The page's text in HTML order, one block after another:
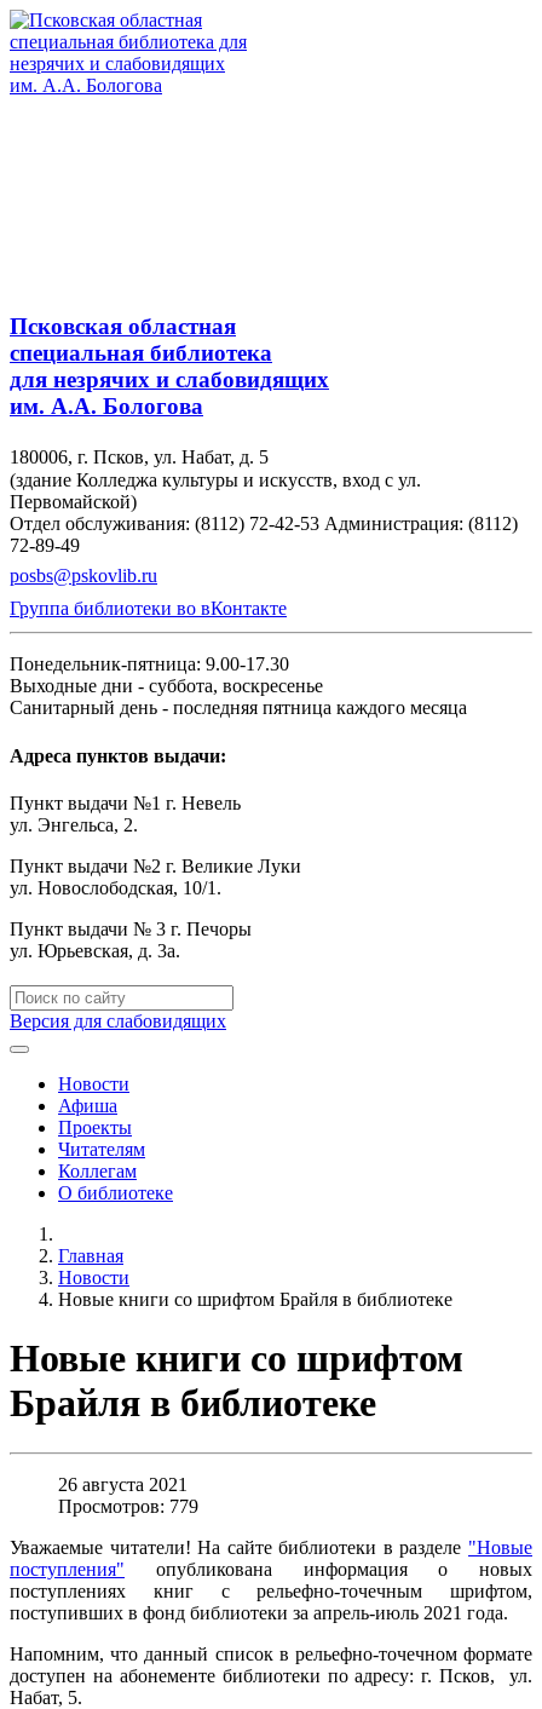
Псковская областная
специальная библиотека
для незрячих и слабовидящих
им. А.А. Бологова
180006, г. Псков, ул. Набат, д. 5
(здание Колледжа культуры и искусств, вход с ул.
Первомайской)
Отдел обслуживания: (8112) 72-42-53 Администрация: (8112)
72-89-49
posbs@pskovlib.ru
Группа библиотеки во вКонтакте
Понедельник-пятница: 9.00-17.30
Выходные дни - суббота, воскресенье
Санитарный день - последняя пятница каждого месяца
Адреса пунктов выдачи:
Пункт выдачи №1 г. Невель
ул. Энгельса, 2.
Пункт выдачи №2 г. Великие Луки
ул. Новослободская, 10/1.
Пункт выдачи № 3 г. Печоры
ул. Юрьевская, д. 3а.
Версия для слабовидящих
Новости
Афиша
Проекты
Читателям
Коллегам
О библиотеке
Главная
Новости
Новые книги со шрифтом Брайля в библиотеке
Новые книги со шрифтом
Брайля в библиотеке
26 августа 2021
Просмотров: 779
Уважаемые читатели! На сайте библиотеки в разделе "Новые
поступления" опубликована информация о новых
поступлениях книг с рельефно-точечным шрифтом,
поступивших в фонд библиотеки за апрель-июль 2021 года.
Напомним, что данный список в рельефно-точечном формате
доступен на абонементе библиотеки по адресу: г. Псков, ул.
Набат, 5.